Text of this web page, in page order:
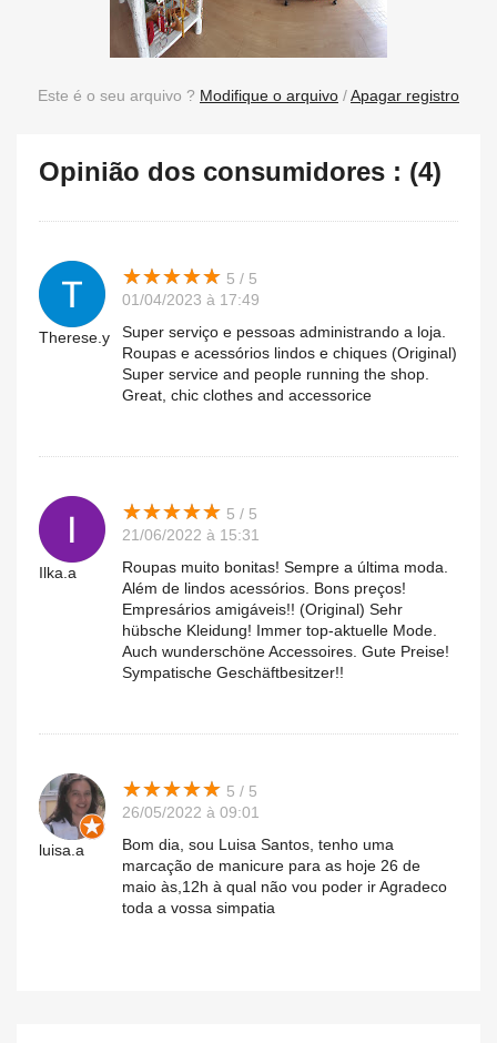
Este é o seu arquivo ? Modifique o arquivo /Apagar registro
Opinião dos consumidores : (4)
Therese.y
★★★★★
★★★★★ 5 / 5
01/04/2023 à 17:49
Super serviço e pessoas administrando a loja.
Roupas e acessórios lindos e chiques (Original)
Super service and people running the shop.
Great, chic clothes and accessorice
Ilka.a
★★★★★
★★★★★ 5 / 5
21/06/2022 à 15:31
Roupas muito bonitas! Sempre a última moda.
Além de lindos acessórios. Bons preços!
Empresários amigáveis!! (Original) Sehr
hübsche Kleidung! Immer top-aktuelle Mode.
Auch wunderschöne Accessoires. Gute Preise!
Sympatische Geschäftbesitzer!!
luisa.a
★★★★★
★★★★★ 5 / 5
26/05/2022 à 09:01
Bom dia, sou Luisa Santos, tenho uma
marcação de manicure para as hoje 26 de
maio às,12h à qual não vou poder ir Agradeco
toda a vossa simpatia